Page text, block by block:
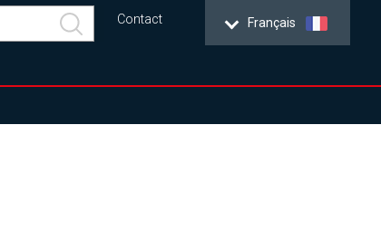
Français
Contact